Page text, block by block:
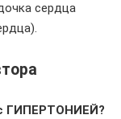
сердца
ГИПЕРТОНИЕЙ?